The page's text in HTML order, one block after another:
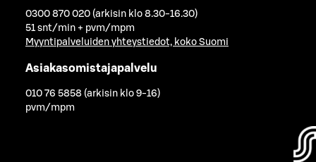
0300 870 020 (arkisin klo 8.30-16.30)
51 snt/min + pvm/mpm
Myyntipalveluiden yhteystiedot, koko Suomi
Asiakasomistajapalvelu
010 76 5858 (arkisin klo 9-16)
pvm/mpm